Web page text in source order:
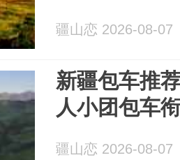
疆山恋 2026-08-07
新疆包车推
人小团包车
疆山恋 2026-08-07